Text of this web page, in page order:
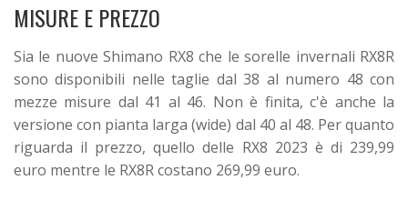
MISURE E PREZZO
Sia le nuove Shimano RX8 che le sorelle invernali RX8R
sono disponibili nelle taglie dal 38 al numero 48 con
mezze misure dal 41 al 46. Non è finita, c'è anche la
versione con pianta larga (wide) dal 40 al 48. Per quanto
riguarda il prezzo, quello delle RX8 2023 è di 239,99
euro mentre le RX8R costano 269,99 euro.